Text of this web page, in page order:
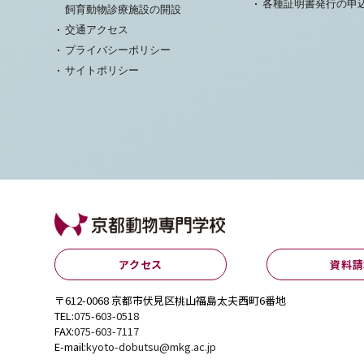
飼育動物診療施設の開設
交通アクセス
プライバシーポリシー
サイトポリシー
各種証明書発行の申
アクセス 資料
〒612-0068 京都市伏見区桃山福島太夫西町6番地
TEL:075-603-0518
FAX:075-603-7117
E-mail:kyoto-dobutsu@mkg.ac.jp